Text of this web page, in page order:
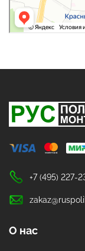
+7 (495) 227-
О нас